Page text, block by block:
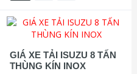
GIÁ XE TẢI ISUZU 8 TẤN
THÙNG KÍN INOX